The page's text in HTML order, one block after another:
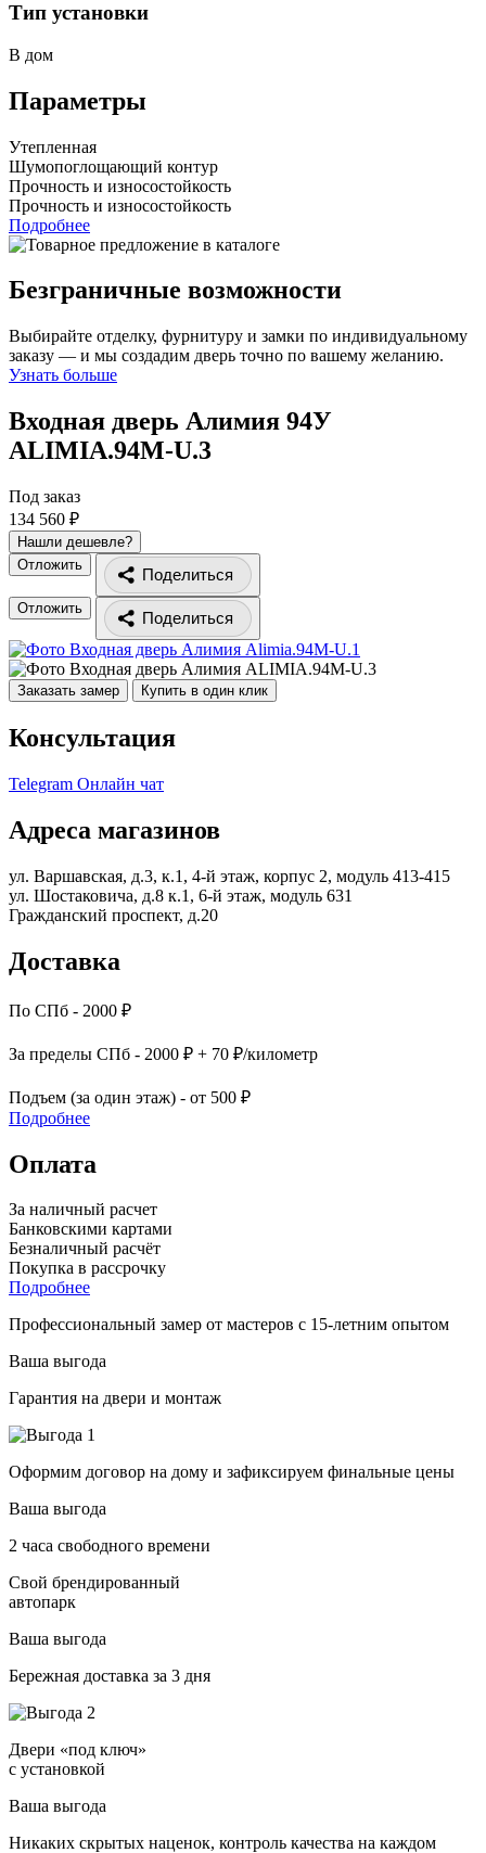
Тип установки
В дом
Параметры
Утепленная
Шумопоглощающий контур
Прочность и износостойкость
Прочность и износостойкость
Подробнее
Безграничные возможности
Выбирайте отделку, фурнитуру и замки по индивидуальному
заказу — и мы создадим дверь точно по вашему желанию.
Узнать больше
Входная дверь Алимия 94У
ALIMIA.94M-U.3
Под заказ
134 560 ₽
Нашли дешевле?
Отложить
Поделиться
Отложить
Поделиться
Заказать замер Купить в один клик
Консультация
Telegram Онлайн чат
Адреса магазинов
ул. Варшавская, д.3, к.1, 4-й этаж, корпус 2, модуль 413-415
ул. Шостаковича, д.8 к.1, 6-й этаж, модуль 631
Гражданский проспект, д.20
Доставка
По СПб - 2000 ₽
За пределы СПб - 2000 ₽ + 70 ₽/километр
Подъем (за один этаж) - от 500 ₽
Подробнее
Оплата
За наличный расчет
Банковскими картами
Безналичный расчёт
Покупка в рассрочку
Подробнее
Профессиональный замер от мастеров с 15-летним опытом
Ваша выгода
Гарантия на двери и монтаж
Оформим договор на дому и зафиксируем финальные цены
Ваша выгода
2 часа свободного времени
Свой брендированный
автопарк
Ваша выгода
Бережная доставка за 3 дня
Двери «под ключ»
с установкой
Ваша выгода
Никаких скрытых наценок, контроль качества на каждом